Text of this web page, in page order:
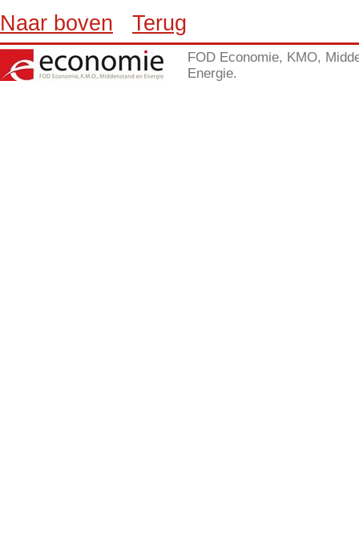
Naar boven Terug
FOD Economie, KMO,
Energie.